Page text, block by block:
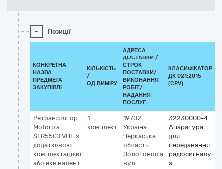
- Позиції
КОНКРЕТНА
НАЗВА
ПРЕДМЕТА
ЗАКУПІВЛІ
КІЛЬКІСТЬ
/
ОД.ВИМІРУ
АДРЕСА
ДОСТАВКИ /
СТРОК
ПОСТАВКИ/
ВИКОНАННЯ
РОБІТ/
НАДАННЯ
ПОСЛУГ:
КЛАСИФІКАТОР
ДК 021:2015
(CPV)
Ретранслятор
Motorola
SLR5500 VHF з
додатковою
комплектацією
або еквівалент
1
комплект
19702
Україна
Черкаська
область
Золотоноша
вул.
32230000-4
Апаратура
для
передавання
радіосигналу
з